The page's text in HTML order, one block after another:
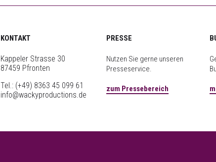
KONTAKT
Kappeler Strasse 30
87459 Pfronten
Tel.: (+49) 8363 45 099 61
info@wackyproductions.de
PRESSE
Nutzen Sie gerne unseren
Presseservice.
zum Pressebereich